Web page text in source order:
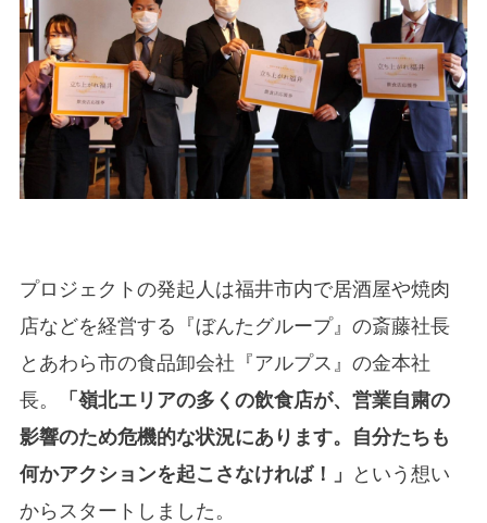
プロジェクトの発起人は福井市内で居酒屋や焼肉
店などを経営する『ぼんたグループ』の斎藤社長
とあわら市の食品卸会社『アルプス』の金本社
長。
「嶺北エリアの多くの飲食店が、営業自粛の
影響のため危機的な状況にあります。自分たちも
何かアクションを起こさなければ！」
という想い
からスタートしました。